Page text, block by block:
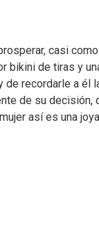
casi
bikini de tiras y
recordarle a él
de su
así es una